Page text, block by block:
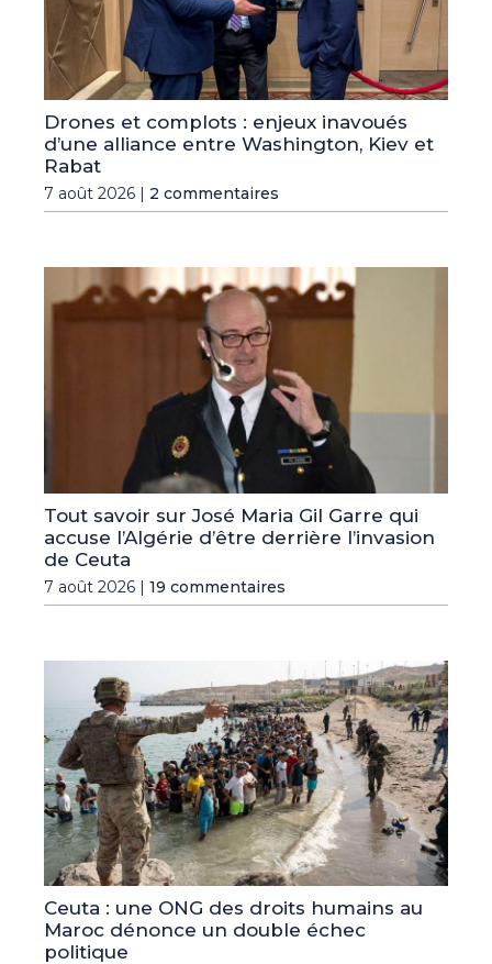
Drones et complots : enjeux inavoués
d’une alliance entre Washington, Kiev et
Rabat
7 août 2026 | 2 commentaires
Tout savoir sur José Maria Gil Garre qui
accuse l’Algérie d’être derrière l’invasion
de Ceuta
7 août 2026 | 19 commentaires
Ceuta : une ONG des droits humains au
Maroc dénonce un double échec
politique